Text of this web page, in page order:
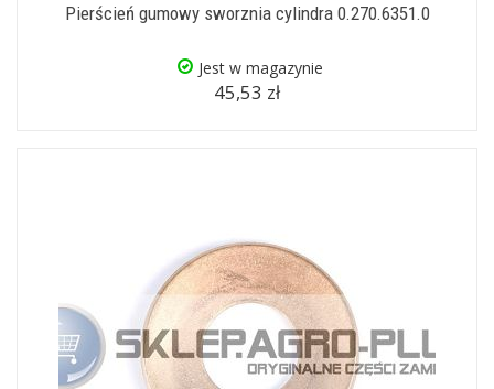
Pierścień gumowy sworznia cylindra 0.270.6351.0
Jest w magazynie
45,53 zł